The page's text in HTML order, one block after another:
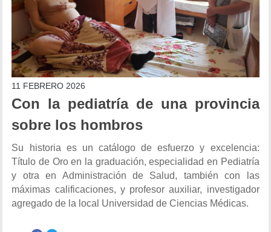
11 FEBRERO 2026
Con la pediatría de una provincia
sobre los hombros
Su historia es un catálogo de esfuerzo y excelencia:
Título de Oro en la graduación, especialidad en Pediatría
y otra en Administración de Salud, también con las
máximas calificaciones, y profesor auxiliar, investigador
agregado de la local Universidad de Ciencias Médicas.